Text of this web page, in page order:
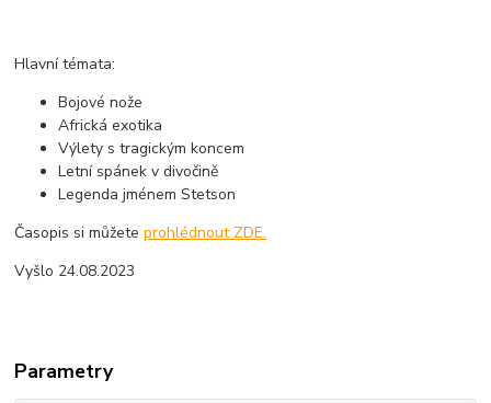
Hlavní témata:
Bojové nože
Africká exotika
Výlety s tragickým koncem
Letní spánek v divočině
Legenda jménem Stetson
Časopis si můžeteprohlédnout ZDE.
Vyšlo 24.08.2023
Parametry